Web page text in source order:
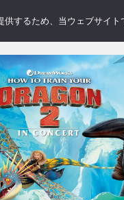
NEWS REVIEWS
供するため、当ウェブサイ